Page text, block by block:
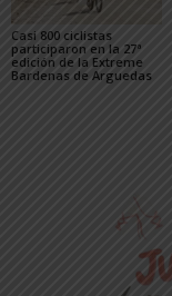
Casi 800 ciclistas
participaron en la 27ª
edición de la Extreme
Bardenas de Arguedas